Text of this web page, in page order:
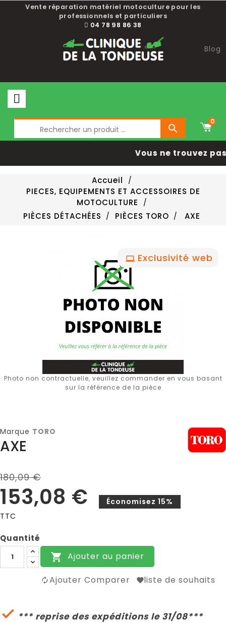
Vente réparation matériel motoculture pour les
professionnels et particuliers
04 78 98 86 38
Blog

0
Vous ne trouvez
Accueil
PIECES, EQUIPEMENTS ET ACCESSOIRES DE
MOTOCULTURE
PIÈCES DÉTACHÉES
PIÈCES TORO AXE
Exclusivité web
Photo non contractuelle, veuillez commander en vous basant
sur la référence de la pièce
Marque TORO
AXE
180,09 €
153,08 €
Économisez 15%
TTC
Quantité
 Ajouter au panier
Ajouter Comparer liste de souhaits
 *** reprise des expéditions le 31/08***